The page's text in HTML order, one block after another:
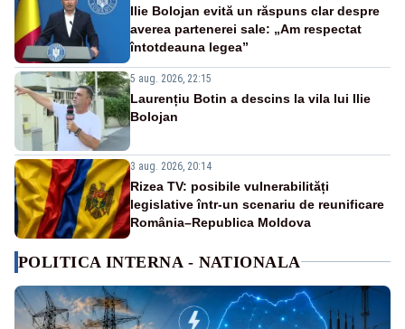
Ilie Bolojan evită un răspuns clar despre
averea partenerei sale: „Am respectat
întotdeauna legea”
5 aug. 2026, 22:15
Laurențiu Botin a descins la vila lui Ilie
Bolojan
3 aug. 2026, 20:14
Rizea TV: posibile vulnerabilități
legislative într-un scenariu de reunificare
România–Republica Moldova
POLITICA INTERNA - NATIONALA